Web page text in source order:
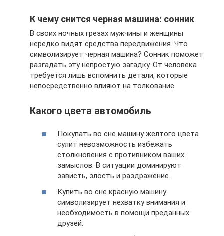
К чему снится черная машина: сонник
В своих ночных грезах мужчины и женщины
нередко видят средства передвижения. Что
символизирует черная машина? Сонник поможет
разгадать эту непростую загадку. От человека
требуется лишь вспомнить детали, которые
непосредственно влияют на толкование.
Какого цвета автомобиль
Покупать во сне машину желтого цвета
сулит невозможность избежать
столкновения с противником ваших
замыслов. В ситуации доминируют
зависть, злость и раздражение.
Купить во сне красную машину
символизирует нехватку внимания и
необходимость в помощи преданных
друзей.